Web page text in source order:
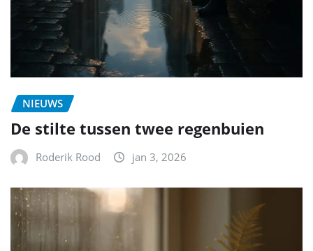
NIEUWS
De stilte tussen twee regenbuien
Roderik Rood jan 3, 2026